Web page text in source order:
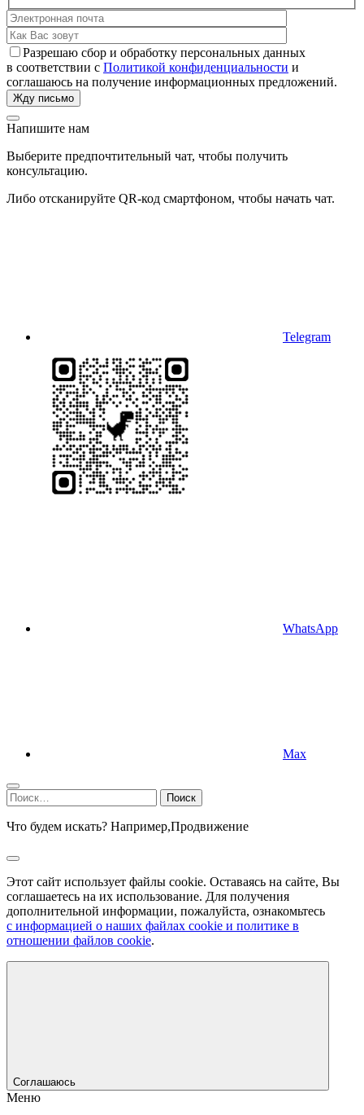
Разрешаю сбор и обработку персональных данных
в соответствии с Политикой конфиденциальности и
соглашаюсь на получение информационных предложений.
Напишите нам
Выберите предпочтительный чат, чтобы получить
консультацию.
Либо отсканируйте QR-код смартфоном, чтобы начать чат.
Telegram
WhatsApp
Max
Найти:
Что будем искать? Например,Продвижение
Этот сайт использует файлы cookie. Оставаясь на сайте, Вы
соглашаетесь на их использование. Для получения
дополнительной информации, пожалуйста, ознакомьтесь
с информацией о наших файлах cookie и политике в
отношении файлов cookie.
Соглашаюсь
Меню